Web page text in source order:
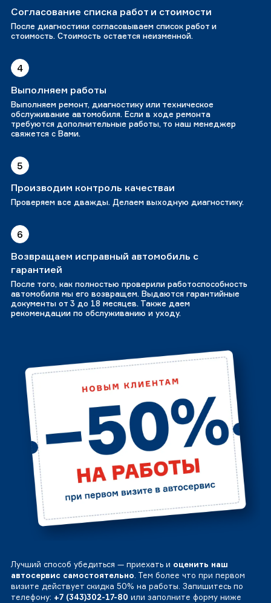
Согласование списка работ и стоимости
После диагностики согласовываем список работ и
стоимость. Стоимость остается неизменной.
4
Выполняем работы
Выполняем ремонт, диагностику или техническое
обслуживание автомобиля. Если в ходе ремонта
требуются дополнительные работы, то наш менеджер
свяжется с Вами.
5
Производим контроль качестваи
Проверяем все дважды. Делаем выходную диагностику.
6
Возвращаем исправный автомобиль с
гарантией
После того, как полностью проверили работоспособность
автомобиля мы его возвращем. Выдаются гарантийные
документы от 3 до 18 месяцев. Также даем
рекомендации по обслуживанию и уходу.
Лучший способ убедиться — приехать и оценить наш
автосервис самостоятельно. Тем более что при первом
визите действует скидка 50% на работы. Запишитесь по
телефону: +7 (343)302-17-80 или заполните форму ниже